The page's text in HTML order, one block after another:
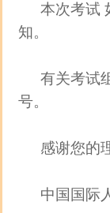
本次考试
知。
有关考试
号。
感谢您的
中国国际